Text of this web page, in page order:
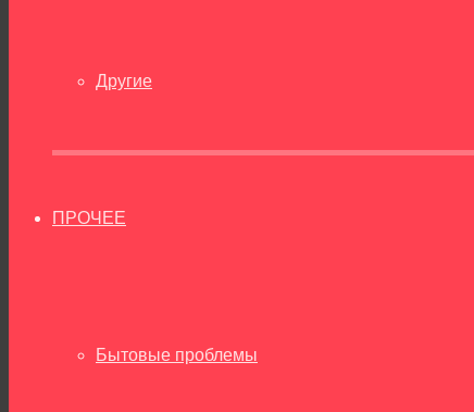
Другие
ПРОЧЕЕ
Бытовые проблемы